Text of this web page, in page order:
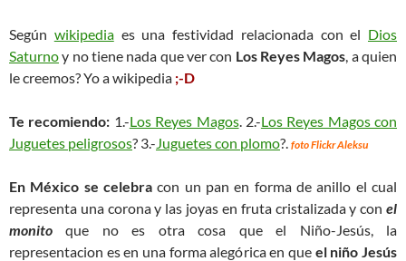
Según wikipediaes una festividad relacionada con el Dios
Saturnoy no tiene nada que ver con Los Reyes Magos, a quien
le creemos? Yo a wikipedia ;-D
Te recomiendo: 1.-Los Reyes Magos. 2.-Los Reyes Magos con
Juguetes peligrosos? 3.-Juguetes con plomo?. foto Flickr Aleksu
En México se celebra con un pan en forma de anillo el cual
representa una corona y las joyas en fruta cristalizada y con el
monito que no es otra cosa que el Niño-Jesús, la
representacion es en una forma alegórica en que el niño Jesús